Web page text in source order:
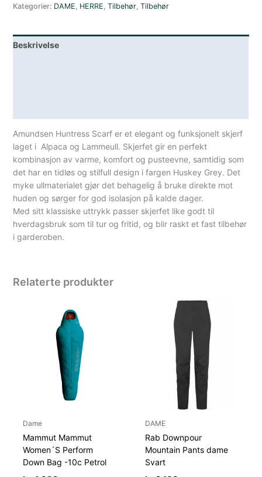
Grå
Kategorier: DAME, HERRE,Tilbehør,Tilbehør
Beskrivelse
Amundsen Huntress Scarf er et elegant og funksjonelt skjerf
laget i Alpaca og Lammeull. Skjerfet gir en perfekt
kombinasjon av varme, komfort og pusteevne, samtidig som
det har en tidløs og stilfull design i fargen Huskey Grey. Det
myke ullmaterialet gjør det behagelig å bruke direkte mot
huden og sørger for god isolasjon på kalde dager.
Med sitt klassiske uttrykk passer skjerfet like godt til
hverdagsbruk som til tur og fritid, og blir raskt et fast tilbehør
i garderoben.
Relaterte produkter
Dame
Mammut Mammut
Women´S Perform
Down Bag -10c Petrol
DAME
Rab Downpour
Mountain Pants dame
Svart